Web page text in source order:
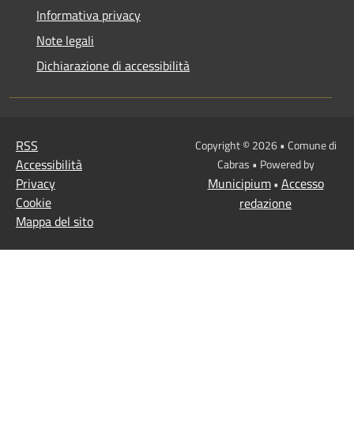
Informativa privacy
Note legali
Dichiarazione di accessibilità
RSS
Accessibilità
Privacy
Cookie
Mappa del sito
Copyright © 2026 • Comune di
Cabras • Powered by
Municipium• Accesso
redazione